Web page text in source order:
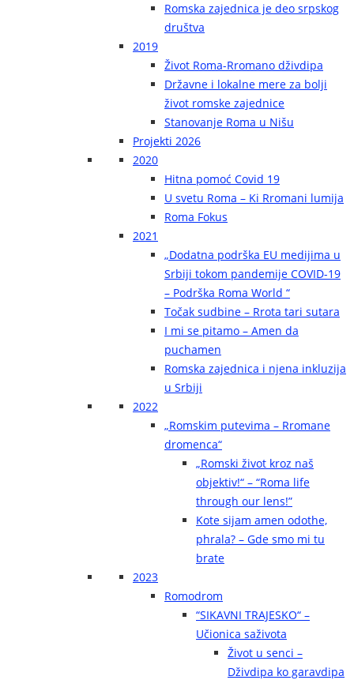
Romska zajednica je deo srpskog
društva
2019
Život Roma-Rromano dživdipa
Državne i lokalne mere za bolji
život romske zajednice
Stanovanje Roma u Nišu
Projekti 2026
2020
Hitna pomoć Covid 19
U svetu Roma – Ki Rromani lumija
Roma Fokus
2021
„Dodatna podrška EU medijima u
Srbiji tokom pandemije COVID-19
– Podrška Roma World “
Točak sudbine – Rrota tari sutara
I mi se pitamo – Amen da
puchamen
Romska zajednica i njena inkluzija
u Srbiji
2022
„Romskim putevima – Rromane
dromenca“
„Romski život kroz naš
objektiv!“ – “Roma life
through our lens!”
Kote sijam amen odothe,
phrala? – Gde smo mi tu
brate
2023
Romodrom
“SIKAVNI TRAJESKO“ –
Učionica saživota
Život u senci –
Dživdipa ko garavdipa